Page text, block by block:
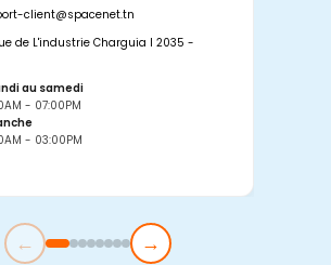
client@spacenet.tn
de L'industrie Charguia I 2035 -
au samedi
- 07:00PM
- 03:00PM
← →